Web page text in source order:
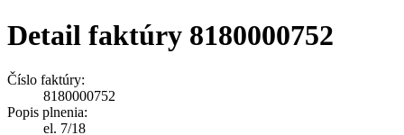
Detail faktúry 8180000752
Číslo faktúry:
8180000752
Popis plnenia:
el. 7/18